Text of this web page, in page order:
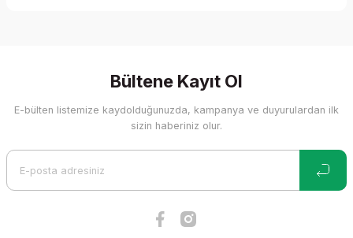
Görüş ve önerileriniz için teşekkür ederiz.
Ürün resmi kalitesiz, bozuk veya görüntülenemiyor.
Bültene Kayıt Ol
E-bülten listemize kaydolduğunuzda, kampanya ve duyurulardan ilk
sizin haberiniz olur.